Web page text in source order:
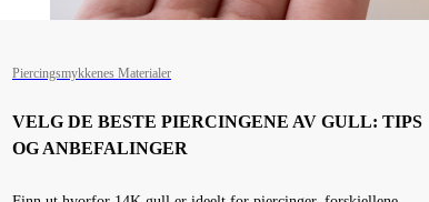
Piercingsmykkenes Materialer
VELG DE BESTE PIERCINGENE AV GULL: TIPS
OG ANBEFALINGER